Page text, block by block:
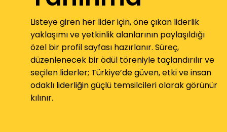
Listeye giren her lider için, öne çıkan liderlik
yaklaşımı ve yetkinlik alanlarının paylaşıldığı
özel bir profil sayfası hazırlanır. Süreç,
düzenlenecek bir ödül töreniyle taçlandırılır ve
seçilen liderler; Türkiye’de güven, etki ve insan
odaklı liderliğin güçlü temsilcileri olarak görünür
kılınır.